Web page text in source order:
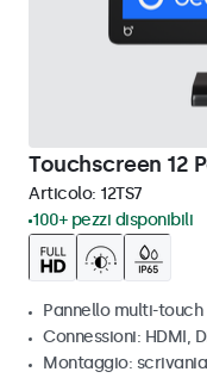
Touchscreen 12
Articolo: 12TS7
100+ pezzi disponibili
Pannello multi-touch
Connessioni: HDMI,
Montaggio: